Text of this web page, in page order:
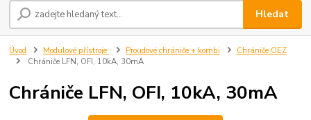
Hledat
Úvod Modulové přístroje Proudové chrániče + kombi
Chrániče OEZ
Chrániče LFN, OFI, 10kA, 30mA
Chrániče LFN, OFI, 10kA, 30mA